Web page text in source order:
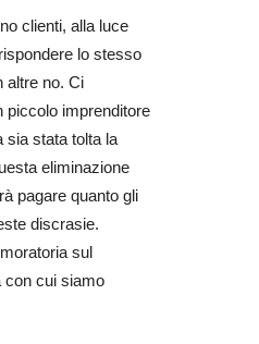
clienti, alla luce
lo stesso
altre no. Ci
piccolo imprenditore
sia stata tolta la
eliminazione
pagare quanto gli
discrasie.
sul
con cui siamo